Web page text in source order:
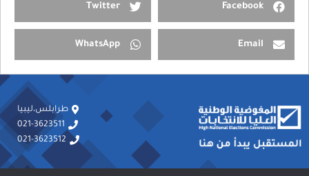
Facebook
Twitter
Email
WhatsApp
طرابلس،ليبيا
021-3623511
021-3623512